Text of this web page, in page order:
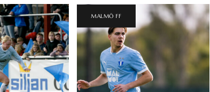
MALMÖ FF